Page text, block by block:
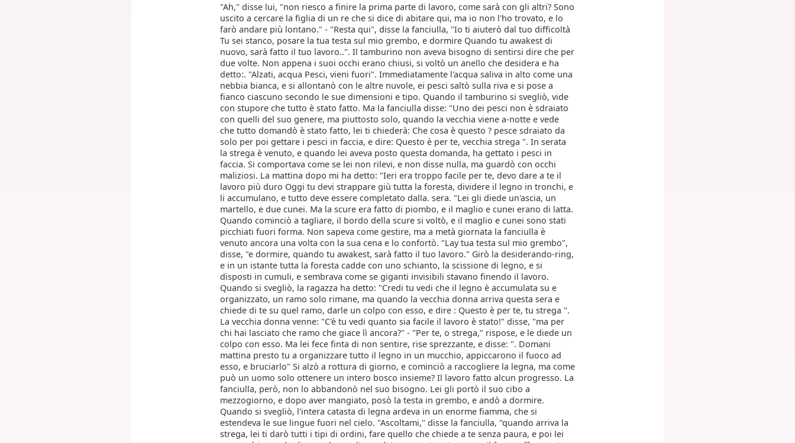
"Ah," disse lui, "non riesco a finire la prima parte di lavoro, come sarà con gli altri? Sono
uscito a cercare la figlia di un re che si dice di abitare qui, ma io non l'ho trovato, e lo
farò andare più lontano." - "Resta qui", disse la fanciulla, "Io ti aiuterò dal tuo difficoltà
Tu sei stanco, posare la tua testa sul mio grembo, e dormire Quando tu awakest di
nuovo, sarà fatto il tuo lavoro..". Il tamburino non aveva bisogno di sentirsi dire che per
due volte. Non appena i suoi occhi erano chiusi, si voltò un anello che desidera e ha
detto:. "Alzati, acqua Pesci, vieni fuori". Immediatamente l'acqua saliva in alto come una
nebbia bianca, e si allontanò con le altre nuvole, ei pesci saltò sulla riva e si pose a
fianco ciascuno secondo le sue dimensioni e tipo. Quando il tamburino si svegliò, vide
con stupore che tutto è stato fatto. Ma la fanciulla disse: "Uno dei pesci non è sdraiato
con quelli del suo genere, ma piuttosto solo, quando la vecchia viene a-notte e vede
che tutto domandò è stato fatto, lei ti chiederà: Che cosa è questo ? pesce sdraiato da
solo per poi gettare i pesci in faccia, e dire: Questo è per te, vecchia strega ". In serata
la strega è venuto, e quando lei aveva posto questa domanda, ha gettato i pesci in
faccia. Si comportava come se lei non rilevi, e non disse nulla, ma guardò con occhi
maliziosi. La mattina dopo mi ha detto: "Ieri era troppo facile per te, devo dare a te il
lavoro più duro Oggi tu devi strappare giù tutta la foresta, dividere il legno in tronchi, e
li accumulano, e tutto deve essere completato dalla. sera. "Lei gli diede un'ascia, un
martello, e due cunei. Ma la scure era fatto di piombo, e il maglio e cunei erano di latta.
Quando cominciò a tagliare, il bordo della scure si voltò, e il maglio e cunei sono stati
picchiati fuori forma. Non sapeva come gestire, ma a metà giornata la fanciulla è
venuto ancora una volta con la sua cena e lo confortò. "Lay tua testa sul mio grembo",
disse, "e dormire, quando tu awakest, sarà fatto il tuo lavoro." Girò la desiderando-ring,
e in un istante tutta la foresta cadde con uno schianto, la scissione di legno, e si
disposti in cumuli, e sembrava come se giganti invisibili stavano finendo il lavoro.
Quando si svegliò, la ragazza ha detto: "Credi tu vedi che il legno è accumulata su e
organizzato, un ramo solo rimane, ma quando la vecchia donna arriva questa sera e
chiede di te su quel ramo, darle un colpo con esso, e dire : Questo è per te, tu strega ".
La vecchia donna venne: "C'è tu vedi quanto sia facile il lavoro è stato!" disse, "ma per
chi hai lasciato che ramo che giace lì ancora?" - "Per te, o strega," rispose, e le diede un
colpo con esso. Ma lei fece finta di non sentire, rise sprezzante, e disse: ". Domani
mattina presto tu a organizzare tutto il legno in un mucchio, appiccarono il fuoco ad
esso, e bruciarlo" Si alzò a rottura di giorno, e cominciò a raccogliere la legna, ma come
può un uomo solo ottenere un intero bosco insieme? Il lavoro fatto alcun progresso. La
fanciulla, però, non lo abbandonò nel suo bisogno. Lei gli portò il suo cibo a
mezzogiorno, e dopo aver mangiato, posò la testa in grembo, e andò a dormire.
Quando si svegliò, l'intera catasta di legna ardeva in un enorme fiamma, che si
estendeva le sue lingue fuori nel cielo. "Ascoltami," disse la fanciulla, "quando arriva la
strega, lei ti darò tutti i tipi di ordini, fare quello che chiede a te senza paura, e poi lei